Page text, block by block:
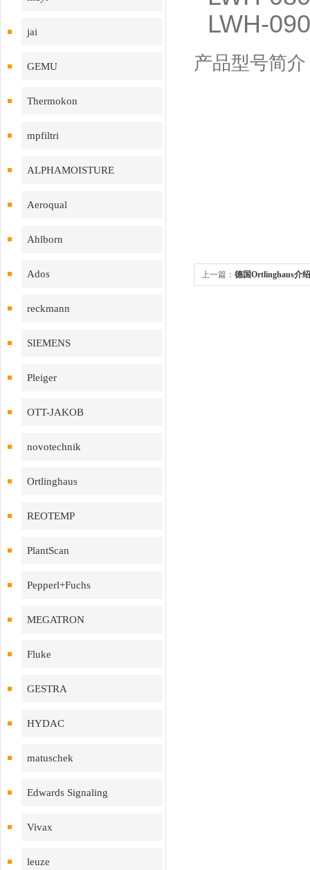
jai
GEMU
Thermokon
mpfiltri
ALPHAMOISTURE
Aeroqual
Ahlborn
Ados
reckmann
SIEMENS
Pleiger
OTT-JAKOB
novotechnik
Ortlinghaus
REOTEMP
PlantScan
Pepperl+Fuchs
MEGATRON
Fluke
GESTRA
HYDAC
matuschek
Edwards Signaling
Vivax
leuze
LWH-
产品型号简介
上一篇： 德国Ortlinghaus介绍